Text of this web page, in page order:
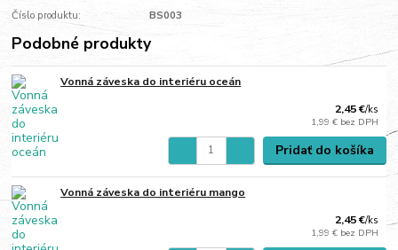
Číslo produktu: BS003
Podobné produkty
Vonná záveska do interiéru oceán
2,45 €/ks
1,99 € bez DPH
Pridať do košíka
Vonná záveska do interiéru mango
2,45 €/ks
1,99 € bez DPH